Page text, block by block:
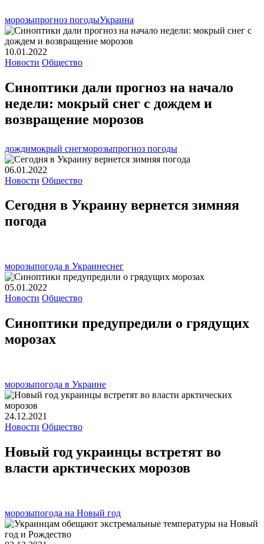
морозыпрогноз погодыУкраина
10.01.2022
Новости Общество
Синоптики дали прогноз на начало
недели: мокрый снег с дождем и
возвращение морозов
дождимокрый снегморозыпрогноз погоды
06.01.2022
Новости Общество
Сегодня в Украину вернется зимняя
погода
морозыпогода в Украинеснег
05.01.2022
Новости Общество
Синоптики предупредили о грядущих
морозах
морозыпогода в Украине
24.12.2021
Новости Общество
Новый год украинцы встретят во
власти арктических морозов
морозыпогода на Новый год